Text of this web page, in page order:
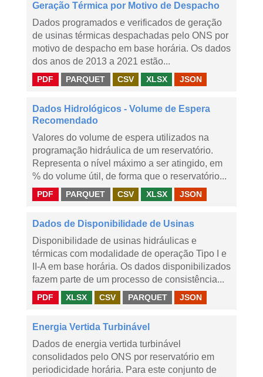
Geração Térmica por Motivo de Despacho
Dados programados e verificados de geração
de usinas térmicas despachadas pelo ONS por
motivo de despacho em base horária. Os dados
dos anos de 2013 a 2021 estão...
PDF PARQUET CSV XLSX JSON
Dados Hidrológicos - Volume de Espera
Recomendado
Valores do volume de espera utilizados na
programação hidráulica de um reservatório.
Representa o nível máximo a ser atingido, em
% do volume útil, de forma que o reservatório...
PDF PARQUET CSV XLSX JSON
Dados de Disponibilidade de Usinas
Disponibilidade de usinas hidráulicas e
térmicas com modalidade de operação Tipo I e
II-A em base horária. Os dados disponibilizados
fazem parte de um processo de consistência...
PDF XLSX CSV PARQUET JSON
Energia Vertida Turbinável
Dados de energia vertida turbinável
consolidados pelo ONS por reservatório em
periodicidade horária. Para este conjunto de